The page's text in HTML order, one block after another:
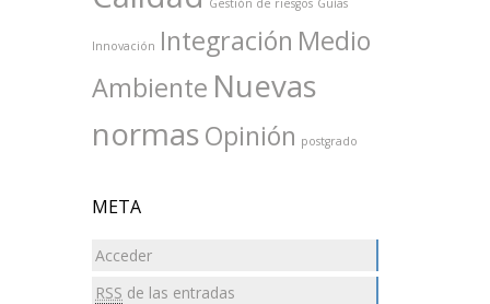
Gestión de riesgos Guías
Innovación Integración Medio
Ambiente Nuevas
normasOpinión postgrado
META
Acceder
RSS de las entradas